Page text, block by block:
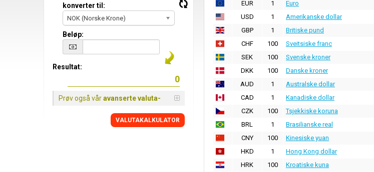
EUR 1 Euro
USD
1 Amerikanske dollar
GBP
1 Britiske pund
CHF
100 Sveitsiske franc
SEK
100 Svenske kroner
DKK
100 Danske kroner
AUD
1 Australske dollar
CAD
1 Kanadiske dollar
CZK
100 Tsjekkiske koruna
BRL
1 Brasilianske real
CNY
100 Kinesiske yuan
HKD
1 Hong Kong dollar
HRK
100 Kroatiske kuna
konverter til:
NOK (Norske Krone)
Beløp:
Resultat:
Prøv også våravanserte valuta-
VALUTAKALKULATOR